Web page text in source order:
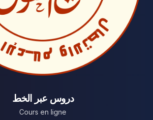
دروس عبر الخط
Cours en ligne